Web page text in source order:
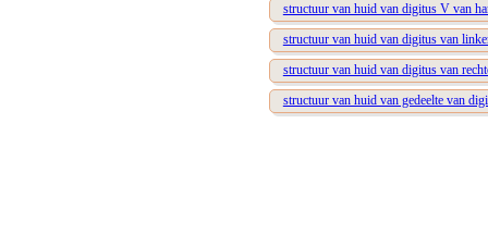
structuur van huid van digitus V van
structuur van huid van digitus van
structuur van huid van digitus van
structuur van huid van gedeelte van